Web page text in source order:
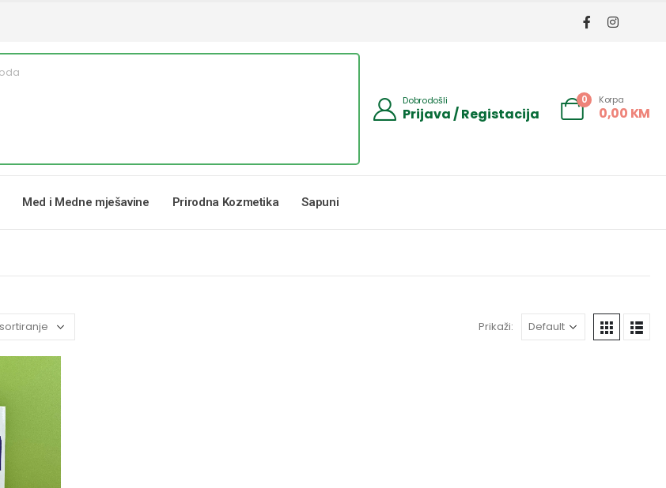
Dobrodošli
Prijava / Registacija
0 Korpa
0,00 KM
Med i Medne mješavine Prirodna Kozmetika Sapuni
Prikaži: